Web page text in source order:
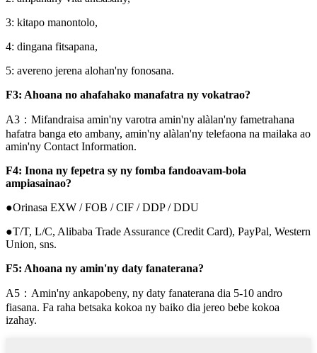
3: kitapo manontolo,
4: dingana fitsapana,
5: avereno jerena alohan'ny fonosana.
F3: Ahoana no ahafahako manafatra ny vokatrao?
A3：Mifandraisa amin'ny varotra amin'ny alàlan'ny fametrahana
hafatra banga eto ambany, amin'ny alàlan'ny telefaona na mailaka ao
amin'ny Contact Information.
F4: Inona ny fepetra sy ny fomba fandoavam-bola
ampiasainao?
●Orinasa EXW / FOB / CIF / DDP / DDU
●T/T, L/C, Alibaba Trade Assurance (Credit Card), PayPal, Western
Union, sns.
F5: Ahoana ny amin'ny daty fanaterana?
A5：Amin'ny ankapobeny, ny daty fanaterana dia 5-10 andro
fiasana. Fa raha betsaka kokoa ny baiko dia jereo bebe kokoa
izahay.